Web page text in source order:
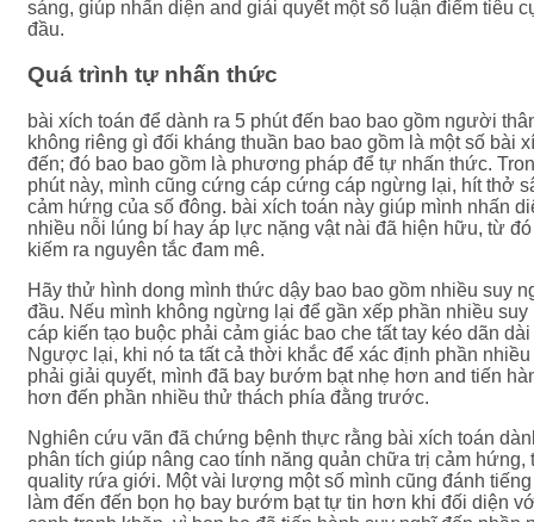
sáng, giúp nhấn diện and giải quyết một số luận điểm tiêu
đầu.
Quá trình tự nhấn thức
bài xích toán để dành ra 5 phút đến bao bao gồm người
không riêng gì đối kháng thuần bao bao gồm là một số bài
đến; đó bao bao gồm là phương pháp để tự nhấn thức.
phút này, mình cũng cứng cáp cứng cáp ngừng lại, hít thở
cảm hứng của số đông. bài xích toán này giúp mình nhấn
nhiều nỗi lúng bí hay áp lực nặng vật nài đã hiện hữu, từ
kiếm ra nguyên tắc đam mê.
Hãy thử hình dong mình thức dậy bao bao gồm nhiều suy
đầu. Nếu mình không ngừng lại để gần xếp phần nhiều
cáp kiến tạo buộc phải cảm giác bao che tất tay kéo dãn
Ngược lại, khi nó ta tất cả thời khắc để xác định phần
phải giải quyết, mình đã bay bướm bạt nhẹ hơn and tiến
hơn đến phần nhiều thử thách phía đằng trước.
Nghiên cứu vãn đã chứng bệnh thực rằng bài xích toán
phân tích giúp nâng cao tính năng quản chữa trị cảm hứng,
quality rứa giới. Một vài lượng một số mình cũng đánh
làm đến đến bọn họ bay bướm bạt tự tin hơn khi đối diện